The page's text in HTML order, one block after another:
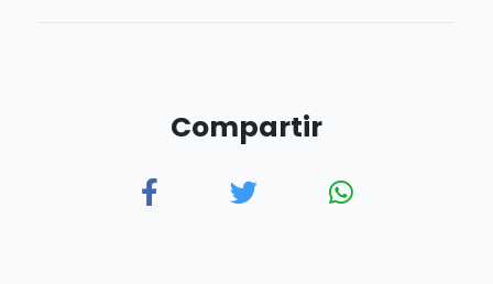
Compartir